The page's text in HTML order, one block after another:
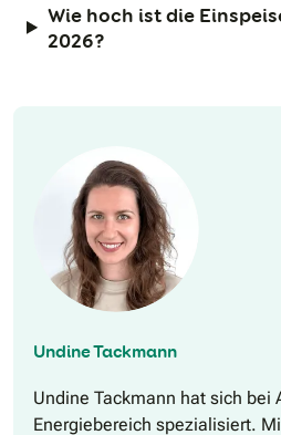
Wie hoch ist die
2026?
Undine Tackmann
Undine Tackmann hat sich bei
Energiebereich spezialisiert.